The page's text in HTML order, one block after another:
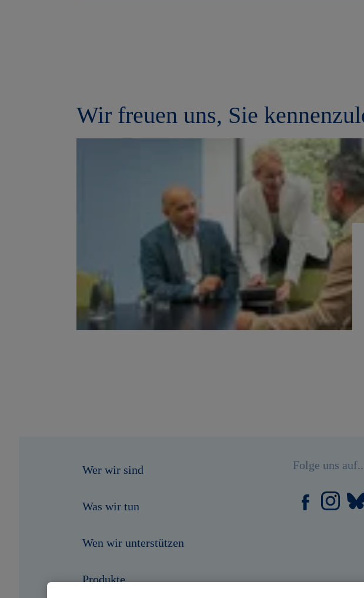
Wir freuen uns, Sie
Wer wir sind
Was wir tun
Wen wir unterstützen
Produkte
Folge uns